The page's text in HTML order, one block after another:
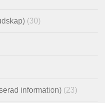
(30)
information) (23)